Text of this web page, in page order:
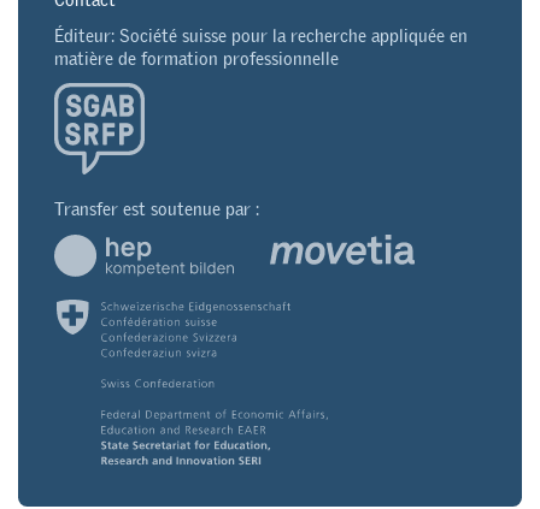
Éditeur: Société suisse pour la recherche appliquée en
matière de formation professionnelle
Transfer est soutenue par :